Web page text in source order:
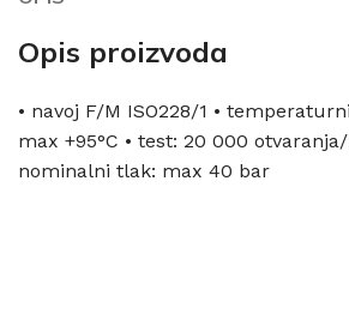
Opis proizvoda
• navoj F/M ISO228/1 •
max +95°C • test: 20 000
nominalni tlak: max 40 bar